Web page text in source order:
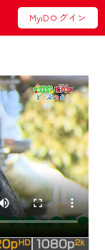
MyiDログイン
』は2024